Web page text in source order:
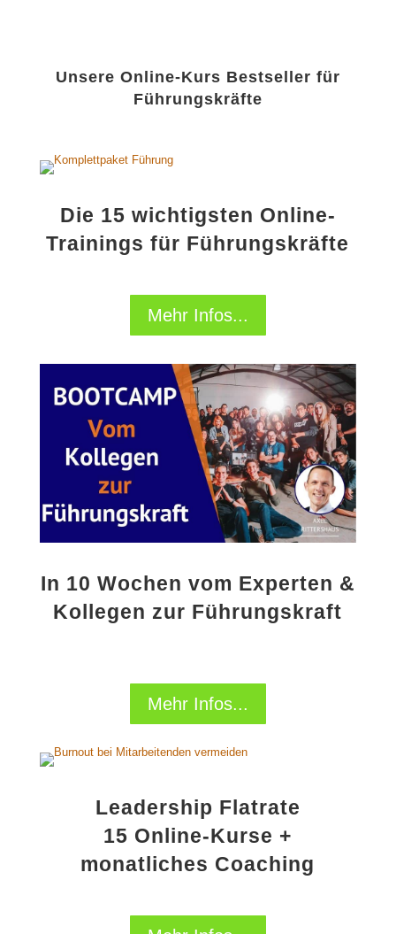
Unsere Online-Kurs Bestseller für
Führungskräfte
Die 15 wichtigsten Online-
Trainings für Führungskräfte
Mehr Infos...
In 10 Wochen vom Experten &
Kollegen zur Führungskraft
Mehr Infos...
Leadership Flatrate
15 Online-Kurse +
monatliches Coaching